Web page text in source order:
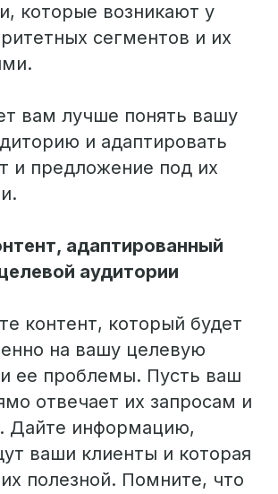
которые возникают у
сегментов и их
вам лучше понять вашу
и адаптировать
и предложение под их
адаптированный
аудитории
контент, который будет
на вашу целевую
ее проблемы. Пусть ваш
отвечает их запросам и
Дайте информацию,
ваши клиенты и которая
полезной. Помните, что